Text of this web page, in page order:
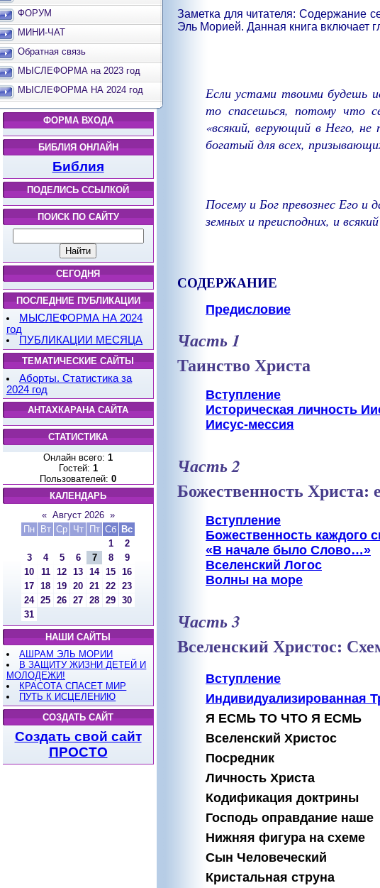
ФОРУМ
МИНИ-ЧАТ
Обратная связь
МЫСЛЕФОРМА на 2023 год
МЫСЛЕФОРМА НА 2024 год
ФОРМА ВХОДА
БИБЛИЯ ОНЛАЙН
Библия
ПОДЕЛИСЬ ССЫЛКОЙ
ПОИСК ПО САЙТУ
СЕГОДНЯ
ПОСЛЕДНИЕ ПУБЛИКАЦИИ
МЫСЛЕФОРМА НА 2024
год
ПУБЛИКАЦИИ МЕСЯЦА
ТЕМАТИЧЕСКИЕ САЙТЫ
Аборты. Статистика за
2024 год
АНТАХКАРАНА САЙТА
СТАТИСТИКА
Онлайн всего: 1
Гостей: 1
Пользователей: 0
КАЛЕНДАРЬ
« Август 2026 »
Пн
Вт Ср Чт Пт Сб Вс
1
2
3
4 5 6 7 8
9
10
11 12 13 14 15 16
17 18 19 20 21 22 23
24 25 26 27 28 29 30
31
НАШИ САЙТЫ
АШРАМ ЭЛЬ МОРИИ
В ЗАЩИТУ ЖИЗНИ ДЕТЕЙ И
МОЛОДЕЖИ!
КРАСОТА СПАСЕТ МИР
ПУТЬ К ИСЦЕЛЕНИЮ
СОЗДАТЬ САЙТ
Создать свой сайт
ПРОСТО
Заметка для читателя: Содержание
Эль Морией. Данная книга включает
Если устами твоими будешь
то спасешься, потому что
«всякий, верующий в Него,
богатый для всех,
Посему и Бог превознес Его и
земных и преисподних, и
СОДЕРЖАНИЕ
Предисловие
Часть 1
Таинство Христа
Вступление
Историческая личность
Иисус-мессия
Часть 2
Божественность
Вступление
Божественность каждого
«В начале было Слово…»
Вселенский Логос
Волны на море
Часть 3
Вселенский Христос:
Вступление
Индивидуализированная
Я ЕСМЬ ТО ЧТО Я ЕСМЬ
Вселенский Христос
Посредник
Личность Христа
Кодификация доктрины
Господь оправдание наше
Нижняя фигура на схеме
Сын Человеческий
Кристальная струна